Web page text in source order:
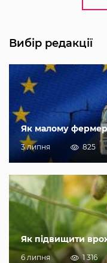
Вибір редакції
Як малому
3 липня 825
Як підвищити
6 липня 1 316